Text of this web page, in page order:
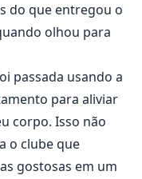
eles quando um
é revelado.
irrompem, e
Será que Quinn e
através do
se
por um
do que entregou o
olhou para
passada usando a
para aliviar
corpo. Isso não
o clube que
gostosas em um